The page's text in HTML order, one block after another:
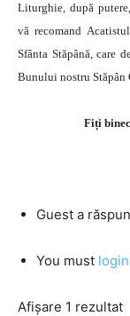
Liturghie, după
vă recomand
Sfânta Stăpână, care
Bunului nostru Stăpân
Fiți
Guest a
You must login
Afișare 1 rezultat